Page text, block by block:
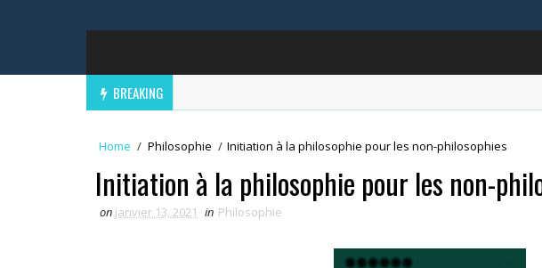
BREAKING
Home / Philosophie / Initiation à la philosophie pour les non-philosophies
Initiation à la philosophie pour les non-
on janvier 13, 2021 in Philosophie